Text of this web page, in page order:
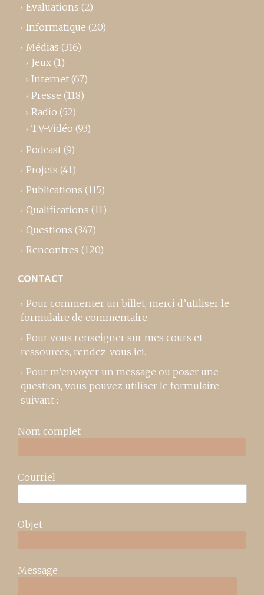
Evaluations (2)
Informatique (20)
Médias (316)
Jeux (1)
Internet (67)
Presse (118)
Radio (52)
TV-Vidéo (93)
Podcast (9)
Projets (41)
Publications (115)
Qualifications (11)
Questions (347)
Rencontres (120)
CONTACT
Pour commenter un billet, merci d’utiliser le
formulaire de commentaire.
Pour vous renseigner sur mes cours et
ressources, rendez-vous ici.
Pour m’envoyer un message ou poser une
question, vous pouvez utiliser le formulaire
suivant :
Nom complet
Courriel
Objet
Message